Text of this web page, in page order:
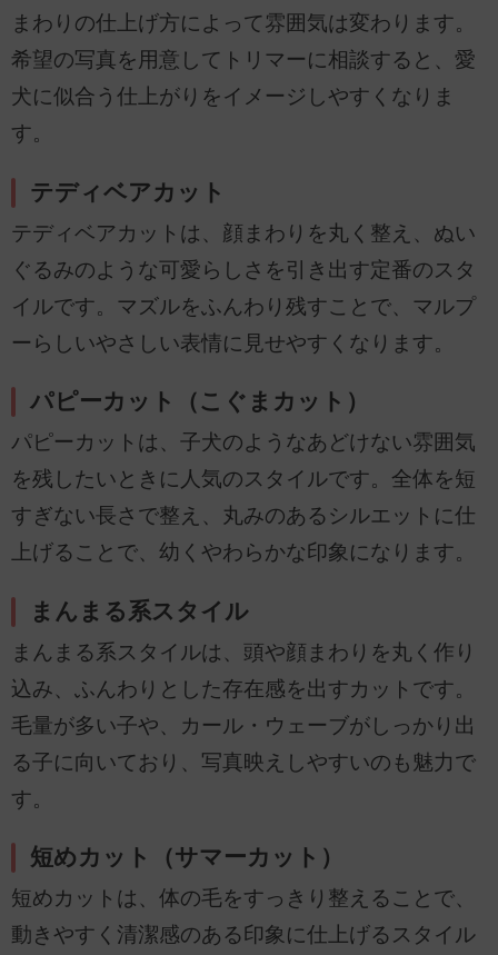
まわりの仕上げ方によって雰囲気は変わります。
希望の写真を用意してトリマーに相談すると、愛
犬に似合う仕上がりをイメージしやすくなりま
す。
テディベアカット
テディベアカットは、顔まわりを丸く整え、ぬい
ぐるみのような可愛らしさを引き出す定番のスタ
イルです。マズルをふんわり残すことで、マルプ
ーらしいやさしい表情に見せやすくなります。
パピーカット（こぐまカット）
パピーカットは、子犬のようなあどけない雰囲気
を残したいときに人気のスタイルです。全体を短
すぎない長さで整え、丸みのあるシルエットに仕
上げることで、幼くやわらかな印象になります。
まんまる系スタイル
まんまる系スタイルは、頭や顔まわりを丸く作り
込み、ふんわりとした存在感を出すカットです。
毛量が多い子や、カール・ウェーブがしっかり出
る子に向いており、写真映えしやすいのも魅力で
す。
短めカット（サマーカット）
短めカットは、体の毛をすっきり整えることで、
動きやすく清潔感のある印象に仕上げるスタイル